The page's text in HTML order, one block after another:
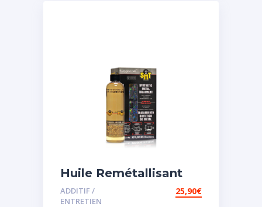
Huile Remétallisant
Moteur SMT2
ADDITIF /
ENTRETIEN
25,90€